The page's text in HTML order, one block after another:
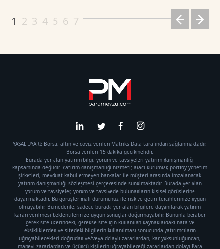
1 2 3 4 5 6 7
YASAL UYARI: Borsa, altın ve döviz verileri Matriks Data tarafından sağlanmaktadır.
Borsa verileri 15 dakika gecikmelidir.
Burada yer alan yatırım bilgi, yorum ve tavsiyeleri yatırım danışmanlığı
kapsamında değildir. Yatırım danışmanlığı hizmeti; aracı kurumlar, portföy yönetim
şirketleri, mevduat kabul etmeyen bankalar ile müşteri arasında imzalanacak
yatırım danışmanlığı sözleşmesi çerçevesinde sunulmaktadır. Burada yer alan
yorum ve tavsiyeler, yorum ve tavsiyede bulunanların kişisel görüşlerine
dayanmaktadır. Bu görüşler mali durumunuz ile risk ve getiri tercihlerinize uygun
olmayabilir. Bu nedenle, sadece burada yer alan bilgilere dayanılarak yatırım
kararı verilmesi beklentilerinize uygun sonuçlar doğurmayabilir. Bununla beraber
gerek site üzerindeki, gerekse site için kullanılan kaynaklardaki hata ve
eksikliklerden ve sitedeki bilgilerin kullanılması sonucunda yatırımcıların
uğrayabilecekleri doğrudan ve/veya dolaylı zararlardan, kar yoksunluğundan,
manevi zararlardan ve üçüncü kişilerin uğrayabileceği zararlardan dolayı Para